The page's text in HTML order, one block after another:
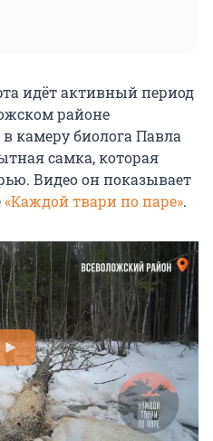
идёт активный период
районе
камеру биолога Павла
самка, которая
Видео он показывает
«Каждой твари по паре».